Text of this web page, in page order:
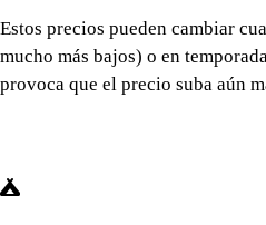
Estos precios pueden cambiar
mucho más bajos) o en
provoca que el precio suba aún